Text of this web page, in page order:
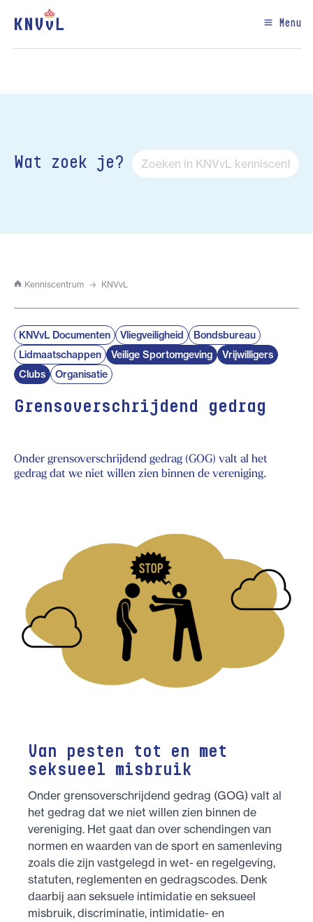
Menu
Wat zoek je?
Kenniscentrum KNVvL
KNVvL Documenten Vliegveiligheid
Bondsbureau
Lidmaatschappen
Veilige Sportomgeving
Vrijwilligers
Clubs
Organisatie
Grensoverschrijdend gedrag
Onder grensoverschrijdend gedrag (GOG) valt al het
gedrag dat we niet willen zien binnen de vereniging.
Van pesten tot en met
seksueel misbruik
Onder grensoverschrijdend gedrag (GOG) valt al
het gedrag dat we niet willen zien binnen de
vereniging. Het gaat dan over schendingen van
normen en waarden van de sport en samenleving
zoals die zijn vastgelegd in wet- en regelgeving,
statuten, reglementen en gedragscodes. Denk
daarbij aan seksuele intimidatie en seksueel
misbruik, discriminatie, intimidatie- en